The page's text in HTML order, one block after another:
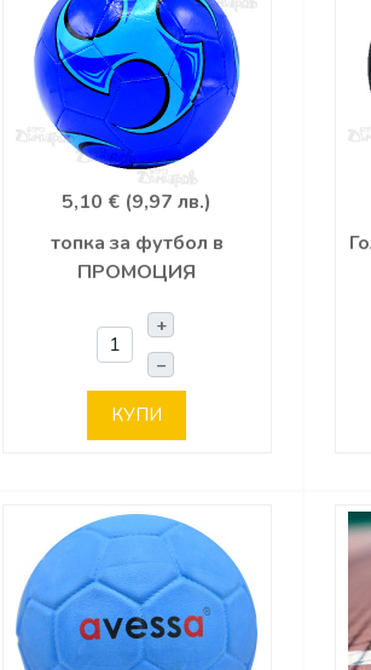
5,10 € (9,97 лв.)
топка за футбол в
ПРОМОЦИЯ
+
–
КУПИ